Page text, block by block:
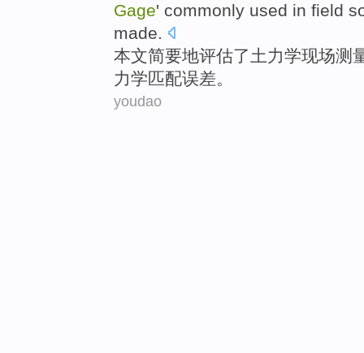
Gage' commonly used in field
made.
本文简要地评估了 土力学现场测
力学匹配误差。
youdao